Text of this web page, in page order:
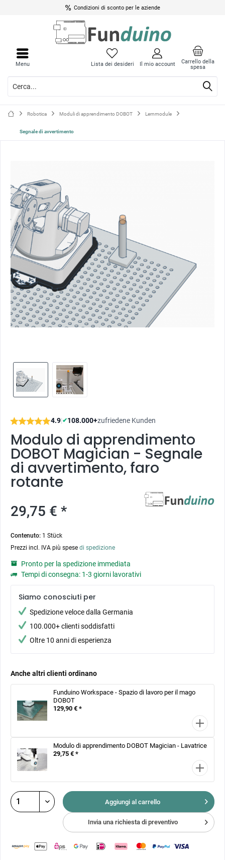
Condizioni di sconto per le aziende
Carrello della
spesa
Lista dei desideri Il mio account
Menu
Robotica Moduli di apprendimento DOBOT Lernmodule
Segnale di avvertimento
4.9|✔108.000+zufriedene Kunden
Modulo di apprendimento
DOBOT Magician - Segnale
di avvertimento, faro
rotante
29,75 € *
Contenuto: 1 Stück
Prezzi incl. IVA più spese di spedizione
Pronto per la spedizione immediata
Tempi di consegna: 1-3 giorni lavorativi
Siamo conosciuti per
Spedizione veloce dalla Germania
100.000+ clienti soddisfatti
Oltre 10 anni di esperienza
Anche altri clienti ordinano
Funduino Workspace - Spazio di lavoro per il mago
DOBOT
129,90 € *
Modulo di apprendimento DOBOT Magician - Lavatrice
29,75 € *
Aggiungi al carrello
Invia una richiesta di preventivo
menu
menu